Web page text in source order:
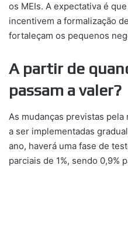
os MEIs. A expectativa é
incentivem a formalização
fortaleçam os pequenos
A partir de
passam a valer?
As mudanças previstas
a ser implementadas
ano, haverá uma fase de
parciais de 1%, sendo 0,9%